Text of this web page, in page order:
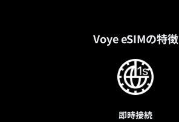
Voye eSIMの特徴
即時接続